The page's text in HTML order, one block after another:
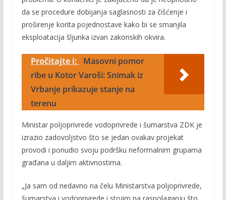
da se procedure dobijanja saglasnosti za čišćenje i
proširenje korita pojednostave kako bi se smanjila
eksploatacija šljunka izvan zakonskih okvira.
Pročitajte i:
Masovni pomor
ribe u Kotor Varoši: Snimak iz
Vrbanje prikazuje stanje na
terenu
Ministar poljoprivrede vodoprivrede i šumarstva ZDK je
izrazio zadovoljstvo što se jedan ovakav projekat
provodi i ponudio svoju podršku neformalnim grupama
građana u daljim aktivnostima.
„Ja sam od nedavno na čelu Ministarstva poljoprivrede,